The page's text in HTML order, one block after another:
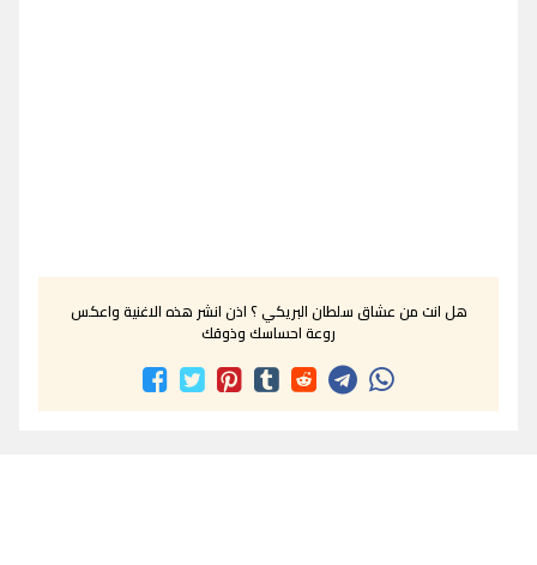
هل انت من عشاق سلطان البريكي ؟ اذن انشر هذه الاغنية واعكس
روعة احساسك وذوقك